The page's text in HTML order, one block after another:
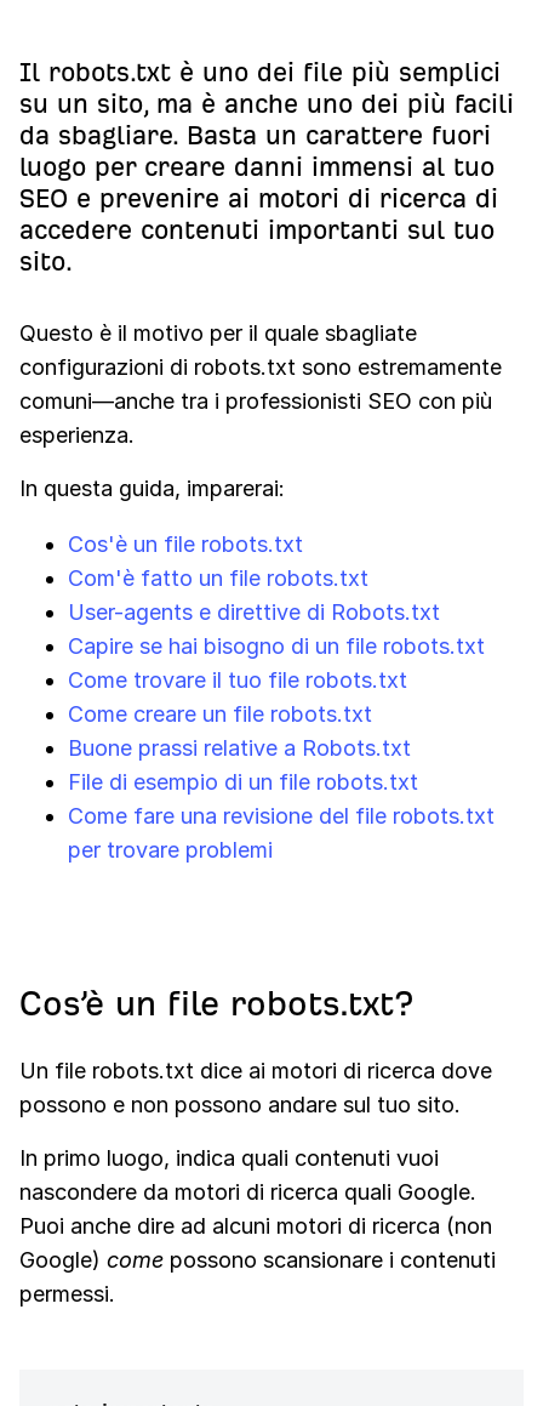
Il robots.txt è uno dei file più semplici
su un sito, ma è anche uno dei più facili
da sbagliare. Basta un carattere fuori
luogo per creare danni immensi al tuo
SEO e prevenire ai motori di ricerca di
accedere contenuti importanti sul tuo
sito.
Questo è il motivo per il quale sbagliate
configurazioni di robots.txt sono estremamente
comuni—anche tra i professionisti SEO con più
esperienza.
In questa guida, imparerai:
Cos'è un file robots.txt
Com'è fatto un file robots.txt
User-agents e direttive di Robots.txt
Capire se hai bisogno di un file robots.txt
Come trovare il tuo file robots.txt
Come creare un file robots.txt
Buone prassi relative a Robots.txt
File di esempio di un file robots.txt
Come fare una revisione del file robots.txt
per trovare problemi
Cos’è un file robots.txt?
Un file robots.txt dice ai motori di ricerca dove
possono e non possono andare sul tuo sito.
In primo luogo, indica quali contenuti vuoi
nascondere da motori di ricerca quali Google.
Puoi anche dire ad alcuni motori di ricerca (non
Google) come possono scansionare i contenuti
permessi.